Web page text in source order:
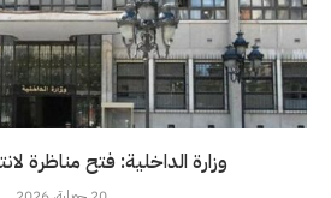
وزارة الداخلية: فتح مناظرة